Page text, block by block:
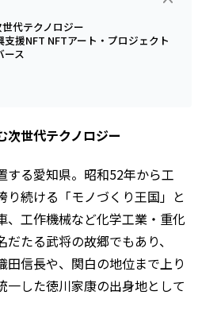
代テクノロジー
援NFT NFTアート・プロジェクト
ース
次世代テクノロジー
する愛知県。昭和52年から工
り続ける「モノづくり王国」と
、工作機械など化学工業・重化
たる武将の故郷でもあり、
田信長や、関白の地位まで上り
一した徳川家康の出身地として